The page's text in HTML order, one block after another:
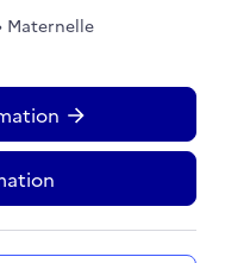
Maternelle